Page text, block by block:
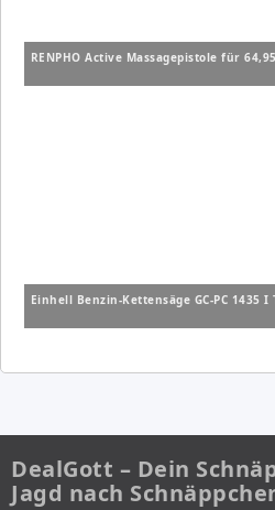
RENPHO Active Massagepistole für
Einhell Benzin-Kettensäge GC-PC 1435
DealGott – Dein
Jagd nach